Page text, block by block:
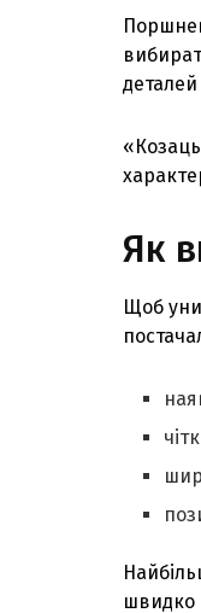
Як
Щоб
швидко